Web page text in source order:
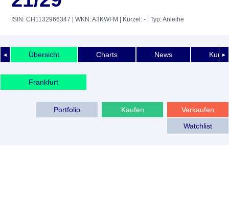
ISIN: CH1132966347 | WKN: A3KWFM | Kürzel: - | Typ: Anleihe
◄ ►
Übersicht Charts News
Frankfurt
Verkaufen
Kaufen
Portfolio
Watchlist